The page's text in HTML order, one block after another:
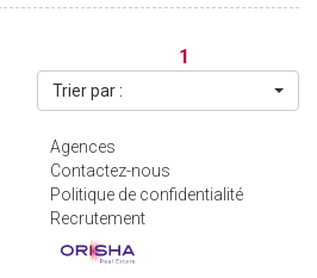
1
Trier par :
Agences
Contactez-nous
Politique de confidentialité
Recrutement